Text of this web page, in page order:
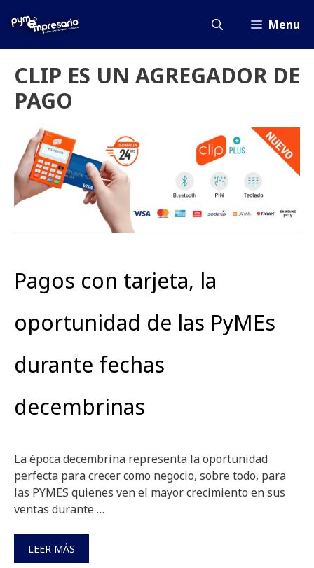
Menu
CLIP ES UN AGREGADOR DE
PAGO
Pagos con tarjeta, la
oportunidad de las PyMEs
durante fechas
decembrinas
La época decembrina representa la oportunidad
perfecta para crecer como negocio, sobre todo, para
las PYMES quienes ven el mayor crecimiento en sus
ventas durante …
LEER MÁS